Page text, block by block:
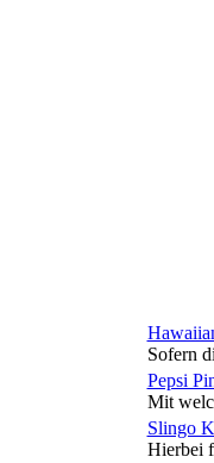
Sofern
Pepsi
Mit
Slingo
Hierbei